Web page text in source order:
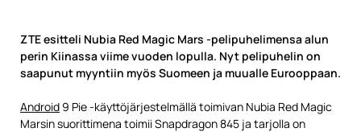
ZTE esitteli Nubia Red Magic Mars -pelipuhelimensa alun
perin Kiinassa viime vuoden lopulla. Nyt pelipuhelin on
saapunut myyntiin myös Suomeen ja muualle Eurooppaan.
Android 9 Pie -käyttöjärjestelmällä toimivan Nubia Red Magic
Marsin suorittimena toimii Snapdragon 845 ja tarjolla on